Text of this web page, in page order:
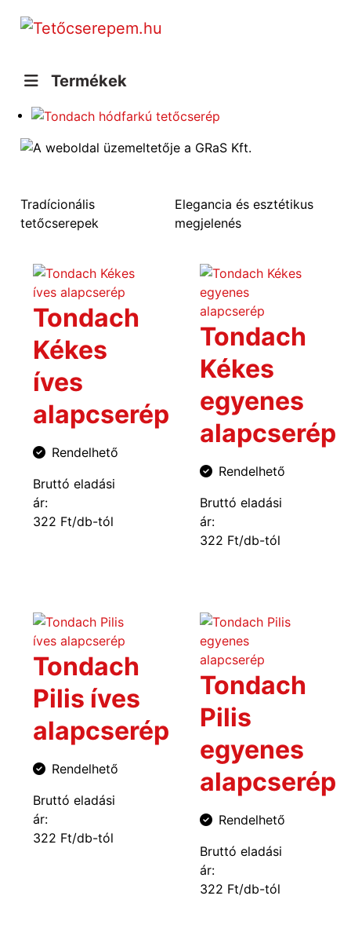
Termékek
Tradícionális
tetőcserepek
Elegancia és esztétikus
megjelenés
Tondach
Kékes
íves
alapcserép
Rendelhető
Bruttó eladási
ár:
322 Ft/db-tól
Tondach
Kékes
egyenes
alapcserép
Rendelhető
Bruttó eladási
ár:
322 Ft/db-tól
Tondach
Pilis íves
alapcserép
Rendelhető
Bruttó eladási
ár:
322 Ft/db-tól
Tondach
Pilis
egyenes
alapcserép
Rendelhető
Bruttó eladási
ár:
322 Ft/db-tól